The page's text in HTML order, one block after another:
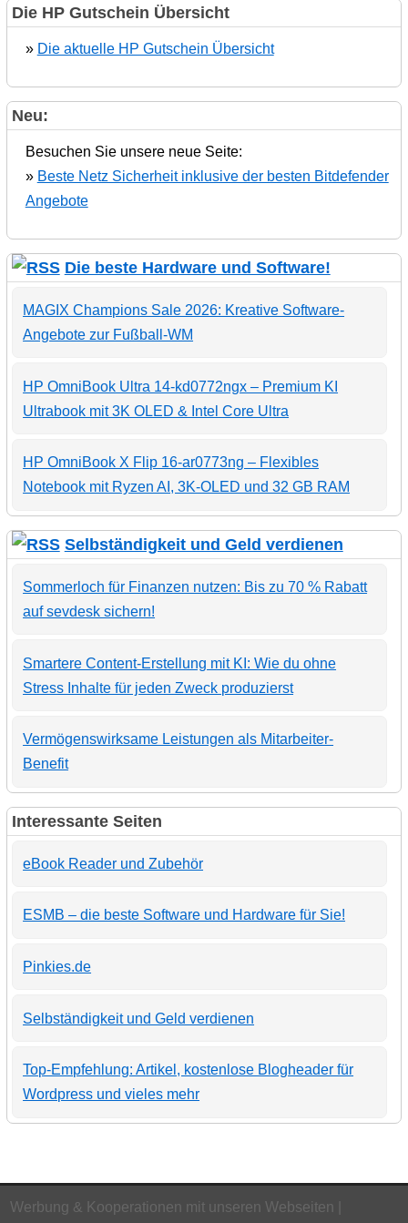
Die HP Gutschein Übersicht
» Die aktuelle HP Gutschein Übersicht
Neu:
Besuchen Sie unsere neue Seite:
» Beste Netz Sicherheit inklusive der besten Bitdefender
Angebote
Die beste Hardware und Software!
MAGIX Champions Sale 2026: Kreative Software-
Angebote zur Fußball-WM
HP OmniBook Ultra 14-kd0772ngx – Premium KI
Ultrabook mit 3K OLED & Intel Core Ultra
HP OmniBook X Flip 16-ar0773ng – Flexibles
Notebook mit Ryzen AI, 3K-OLED und 32 GB RAM
Selbständigkeit und Geld verdienen
Sommerloch für Finanzen nutzen: Bis zu 70 % Rabatt
auf sevdesk sichern!
Smartere Content-Erstellung mit KI: Wie du ohne
Stress Inhalte für jeden Zweck produzierst
Vermögenswirksame Leistungen als Mitarbeiter-
Benefit
Interessante Seiten
eBook Reader und Zubehör
ESMB – die beste Software und Hardware für Sie!
Pinkies.de
Selbständigkeit und Geld verdienen
Top-Empfehlung: Artikel, kostenlose Blogheader für
Wordpress und vieles mehr
Werbung & Kooperationen mit unseren Webseiten